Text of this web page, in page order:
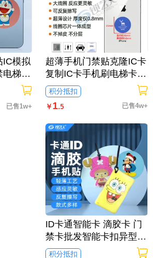
IC模拟
电梯C
刷电梯
/002机
已售1w+
超薄手机门禁贴克隆IC卡
复制IC卡手机刷电梯卡考
勤卡刷卡门禁卡/保时捷
款
积分抵扣
￥1.5 已售4w+
ID卡通智能卡 滴胶卡 门
禁卡批发智能卡扣异型卡
扣ID门禁卡批发/愤怒的
积分抵扣